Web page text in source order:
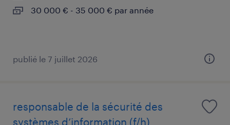
30 000 € - 35 000 € par année
publié le 7 juillet 2026
responsable de la sécurité des
systèmes d’information (f/h)